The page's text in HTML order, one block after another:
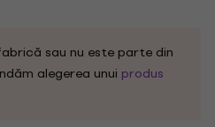
sau nu este parte din
alegerea unui produs